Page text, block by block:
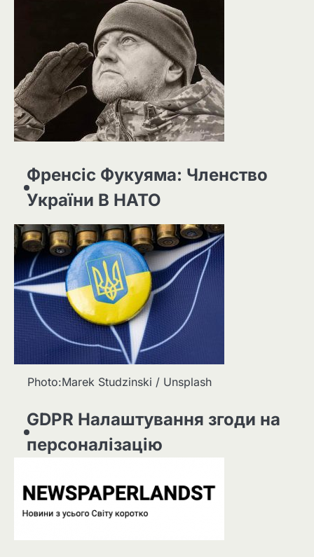
Френсіс Фукуяма: Членство
України В НАТО
Photo:Marek Studzinski / Unsplash
GDPR Налаштування згоди на
персоналізацію